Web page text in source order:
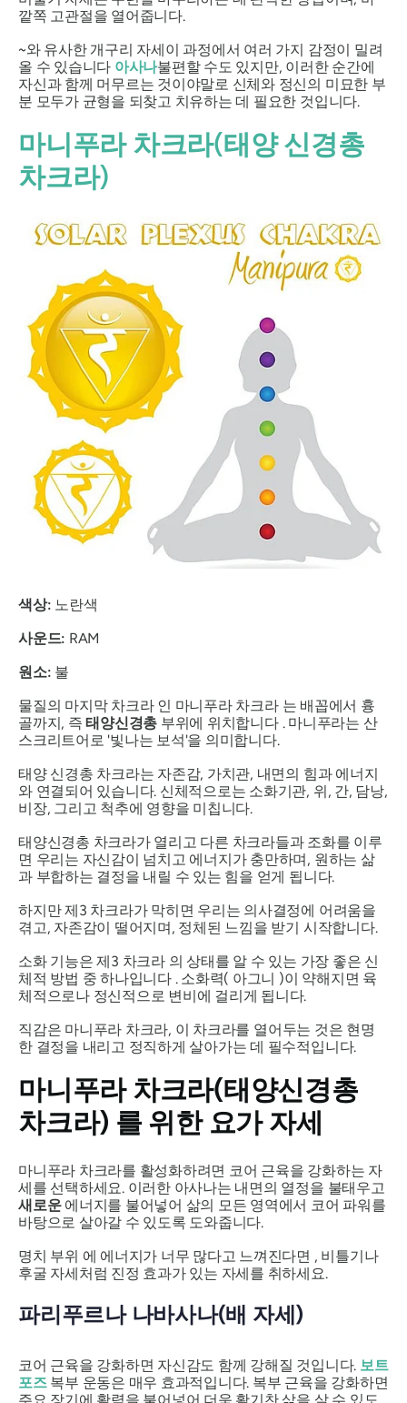
깥쪽 고관절을 열어줍니다.
~와 유사한 개구리 자세이 과정에서 여러 가지 감정이 밀려
올 수 있습니다 아사나불편할 수도 있지만, 이러한 순간에
자신과 함께 머무르는 것이야말로 신체와 정신의 미묘한 부
분 모두가 균형을 되찾고 치유하는 데 필요한 것입니다.
마니푸라차크라(태양 신경총
차크라)
색상: 노란색
사운드: RAM
원소: 불
물질의 마지막 차크라인 마니푸라 차크라는 배꼽에서 흉
골까지, 즉태양신경총 부위에 위치합니다 . 마니푸라는 산
스크리트어로 '빛나는 보석'을 의미합니다.
태양 신경총 차크라는 자존감, 가치관, 내면의 힘과 에너지
와 연결되어 있습니다. 신체적으로는 소화기관, 위, 간, 담낭,
비장, 그리고 척추에 영향을 미칩니다.
태양신경총 차크라가열리고 다른 차크라들과 조화를 이루
면 우리는 자신감이 넘치고 에너지가 충만하며, 원하는 삶
과 부합하는 결정을 내릴 수 있는 힘을 얻게 됩니다.
하지만 제3 차크라가막히면 우리는 의사결정에 어려움을
겪고, 자존감이 떨어지며, 정체된 느낌을 받기 시작합니다.
소화 기능은 제3 차크라의 상태를 알 수 있는 가장 좋은 신
체적 방법 중 하나입니다 . 소화력( 아그니 )이 약해지면 육
체적으로나 정신적으로 변비에 걸리게 됩니다.
직감은 마니푸라 차크라, 이 차크라를 열어두는 것은 현명
한 결정을 내리고 정직하게 살아가는 데 필수적입니다.
마니푸라차크라(태양신경총
차크라) 를 위한 요가 자세
마니푸라 차크라를 활성화하려면 코어 근육을 강화하는 자
세를 선택하세요. 이러한 아사나는 내면의 열정을 불태우고
새로운에너지를 불어넣어 삶의 모든 영역에서 코어 파워를
바탕으로 살아갈 수 있도록 도와줍니다.
명치 부위 에 에너지가 너무 많다고 느껴진다면 , 비틀기나
후굴 자세처럼 진정 효과가 있는 자세를 취하세요.
파리푸르나 나바사나(배 자세)
코어 근육을 강화하면 자신감도 함께 강해질 것입니다. 보트
포즈복부 운동은 매우 효과적입니다. 복부 근육을 강화하면